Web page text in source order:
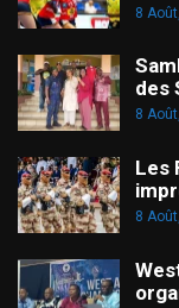
8
des
8
Les
8